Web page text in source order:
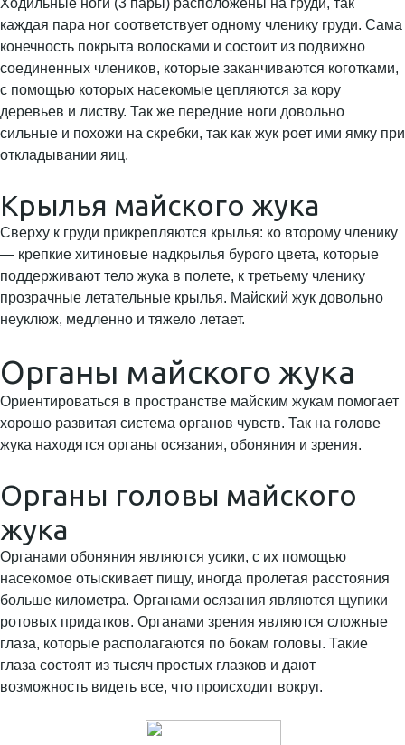
Ходильные ноги (3 пары) расположены на груди, так
каждая пара ног соответствует одному членику груди. Сама
конечность покрыта волосками и состоит из подвижно
соединенных члеников, которые заканчиваются коготками,
с помощью которых насекомые цепляются за кору
деревьев и листву. Так же передние ноги довольно
сильные и похожи на скребки, так как жук роет ими ямку при
откладывании яиц.
Крылья майского жука
Сверху к груди прикрепляются крылья: ко второму членику
— крепкие хитиновые надкрылья бурого цвета, которые
поддерживают тело жука в полете, к третьему членику
прозрачные летательные крылья. Майский жук довольно
неуклюж, медленно и тяжело летает.
Органы майского жука
Ориентироваться в пространстве майским жукам помогает
хорошо развитая система органов чувств. Так на голове
жука находятся органы осязания, обоняния и зрения.
Органы головы майского
жука
Органами обоняния являются усики, с их помощью
насекомое отыскивает пищу, иногда пролетая расстояния
больше километра. Органами осязания являются щупики
ротовых придатков. Органами зрения являются сложные
глаза, которые располагаются по бокам головы. Такие
глаза состоят из тысяч простых глазков и дают
возможность видеть все, что происходит вокруг.